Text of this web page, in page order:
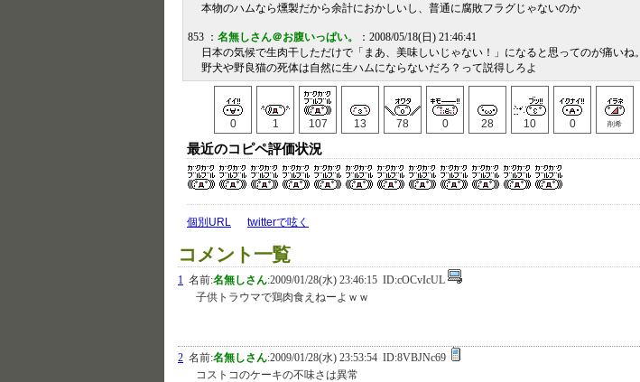
本物のハムなら燻製だから余計におかしいし、普通に腐敗フラグじゃないのか
853 ： 名無しさん＠お腹いっぱい。
：2008/05/18(日) 21:46:41
日本の気候で生肉干しただけで「まあ、美味しいじゃない！」になると思ってのが痛いね。
野犬や野良猫の死体は自然に生ハムにならないだろ？って説得しろよ
0 1 107 13 78 0 28 10 0 削希
最近のコピペ評価状況
個別URL twitterで呟く
コメント一覧
1 名前:名無しさん:2009/01/28(水) 23:46:15 ID:cOCvIcUL
子供トラウマで鶏肉食えねーよｗｗ
2 名前:名無しさん:2009/01/28(水) 23:53:54 ID:8VBJNc69
コストコのケーキの不味さは異常